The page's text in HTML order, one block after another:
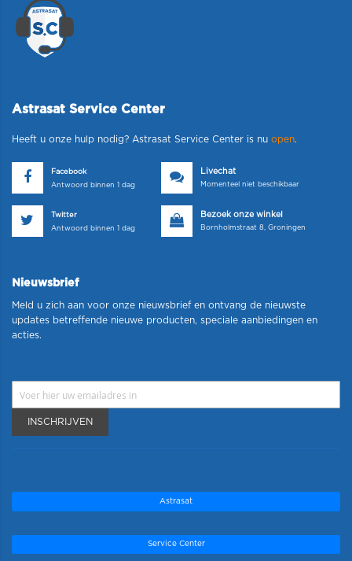
Astrasat Service Center
Heeft u onze hulp nodig? Astrasat Service Center is nu open.
Facebook
Antwoord binnen 1 dag
Livechat
Momenteel niet beschikbaar
Twitter
Antwoord binnen 1 dag
Bezoek onze winkel
Bornholmstraat 8, Groningen
Nieuwsbrief
Meld u zich aan voor onze nieuwsbrief en ontvang de nieuwste
updates betreffende nieuwe producten, speciale aanbiedingen en
acties.
INSCHRIJVEN
Astrasat
Service Center